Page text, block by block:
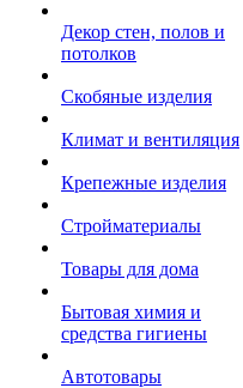
Декор стен, полов и
потолков
Скобяные изделия
Климат и вентиляция
Крепежные изделия
Стройматериалы
Товары для дома
Бытовая химия и
средства гигиены
Автотовары